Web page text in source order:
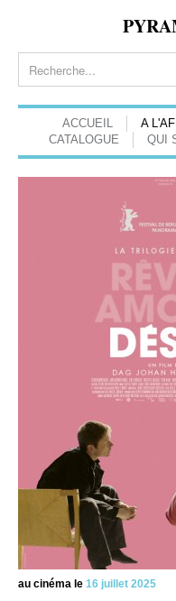
ACCUEIL A
CATALOGUE
QUI
au cinéma le 16 juillet 2025